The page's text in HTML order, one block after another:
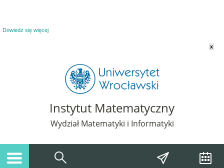
Dowiedz się więcej
x
Instytut Matematyczny
Wydział Matematyki i Informatyki